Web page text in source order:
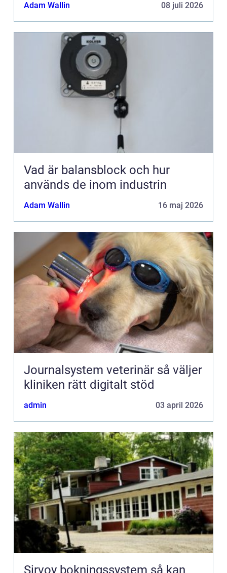
Adam Wallin 08 juli 2026
Vad är balansblock och hur
används de inom industrin
Adam Wallin 16 maj 2026
Journalsystem veterinär så väljer
kliniken rätt digitalt stöd
admin 03 april 2026
Sirvoy bokningssystem så kan